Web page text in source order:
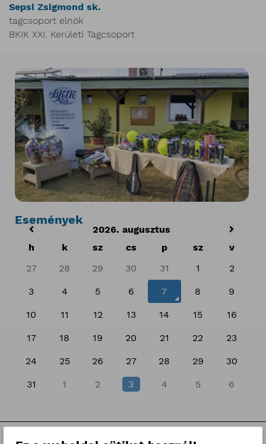
Sepsi Zsigmond sk.
tagcsoport elnök
BKIK XXI. Kerületi Tagcsoport
Események
2026. augusztus
h
k sz cs p sz
v
27
28 29 30 31 1 2
3 4 5 6 7 8 9
10 11 12 13 14 15 16
17 18 19 20 21 22 23
24 25 26 27 28 29 30
31 1 2 3 4 5 6